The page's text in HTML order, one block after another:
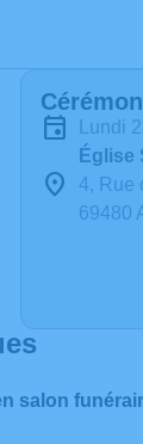
lundi
Église
4, Rue
69480
salon